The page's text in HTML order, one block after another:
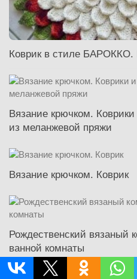
Коврик в стиле БАРОККО.
Вязание крючком.
из меланжевой пряжи
Вязание крючком. Коврик
Рождественский вязаный
ванной комнаты